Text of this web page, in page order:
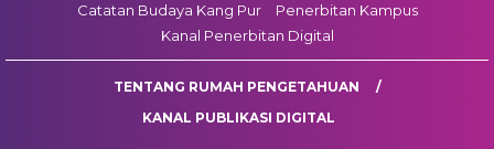
Catatan Budaya Kang Pur
Penerbitan Kampus
Kanal Penerbitan Digital
TENTANG RUMAH PENGETAHUAN
KANAL PUBLIKASI DIGITAL